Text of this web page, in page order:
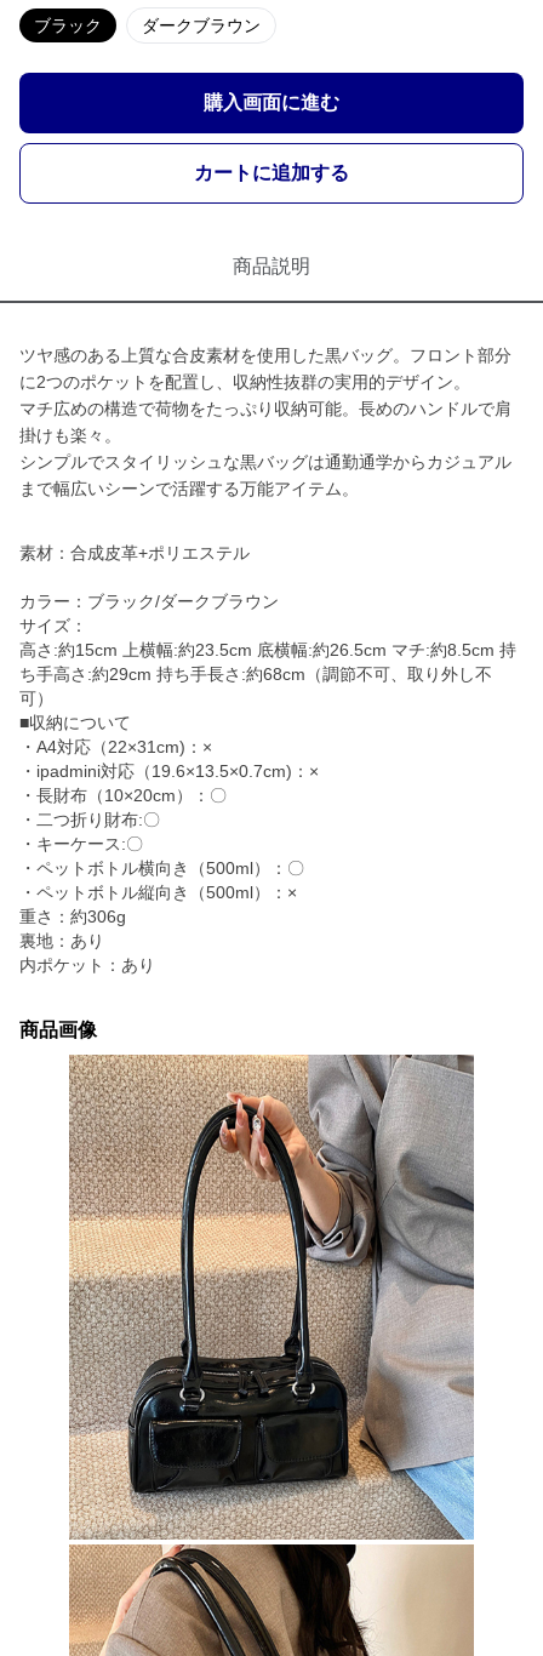
ブラック ダークブラウン
購入画面に進む
カートに追加する
商品説明
ツヤ感のある上質な合皮素材を使用した黒バッグ。フロント部分
に2つのポケットを配置し、収納性抜群の実用的デザイン。
マチ広めの構造で荷物をたっぷり収納可能。長めのハンドルで肩
掛けも楽々。
シンプルでスタイリッシュな黒バッグは通勤通学からカジュアル
まで幅広いシーンで活躍する万能アイテム。
素材：合成皮革+ポリエステル
カラー：ブラック/ダークブラウン
サイズ：
高さ:約15cm 上横幅:約23.5cm 底横幅:約26.5cm マチ:約8.5cm 持
ち手高さ:約29cm 持ち手長さ:約68cm（調節不可、取り外し不
可）
■収納について
・A4対応（22×31cm)：×
・ipadmini対応（19.6×13.5×0.7cm)：×
・長財布（10×20cm）：〇
・二つ折り財布:〇
・キーケース:〇
・ペットボトル横向き（500ml）：〇
・ペットボトル縦向き（500ml）：×
重さ：約306g
裏地：あり
内ポケット：あり
商品画像